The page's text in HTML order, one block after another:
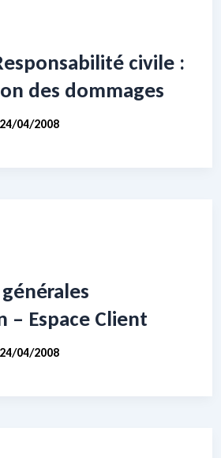
civile :
des dommages
24/04/2008
– Espace Client
24/04/2008